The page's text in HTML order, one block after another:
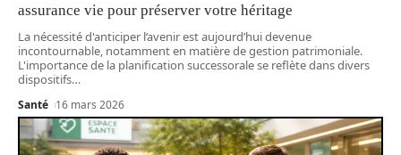
assurance vie pour préserver votre héritage
La nécessité d'anticiper l’avenir est aujourd’hui devenue
incontournable, notamment en matière de gestion patrimoniale.
L'importance de la planification successorale se reflète dans divers
dispositifs…
Santé 16 mars 2026